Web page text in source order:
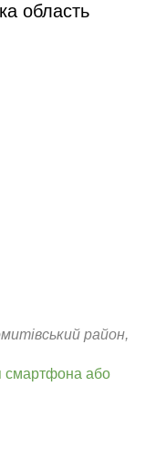
область
район,
смартфона або